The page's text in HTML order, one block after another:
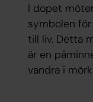
I dopet
symbolen
till liv. Detta
är en
vandra i